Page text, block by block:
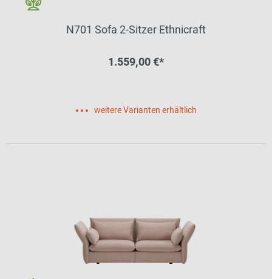
N701 Sofa 2-Sitzer Ethnicraft
1.559,00 €*
weitere Varianten erhältlich